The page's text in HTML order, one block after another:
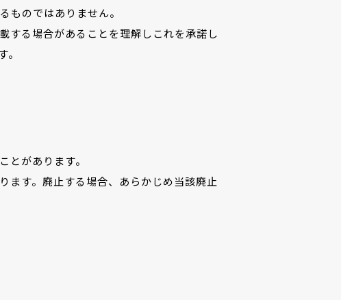
ものではありません。
する場合があることを理解しこれを承諾し
とがあります。
ます。廃止する場合、あらかじめ当該廃止